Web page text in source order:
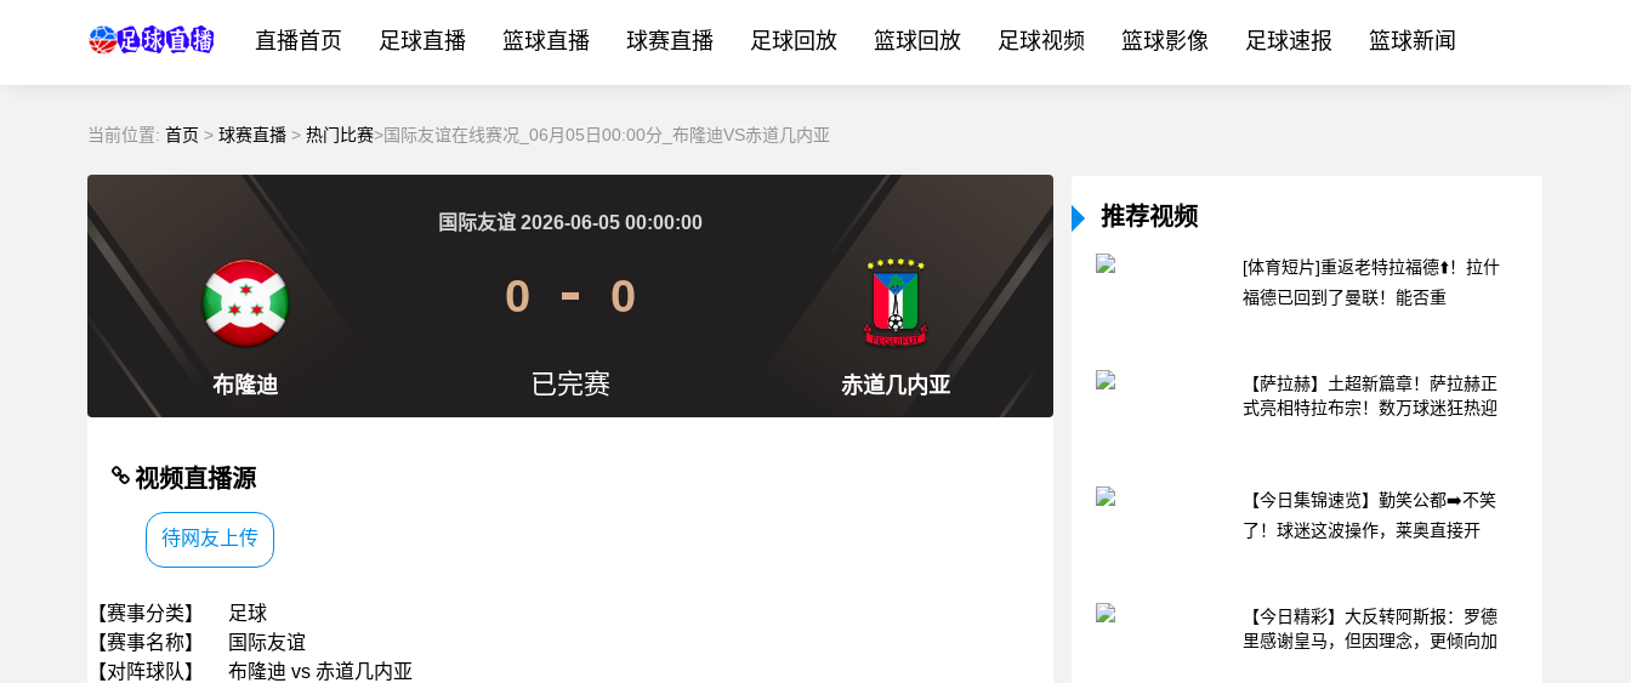
直播首页 足球直播 篮球直播 球赛直播 足球回放 篮球回放 足球视频 篮球影像 足球速报 篮球新闻
当前位置: 首页 > 球赛直播 > 热门比赛>国际友谊在线赛况_06月05日00:00分_布隆迪VS赤道几内亚
布隆迪 赤道几内亚
国际友谊 2026-06-05 00:00:00
0 0
已完赛
视频直播源
待网友上传
【赛事分类】
足球
【赛事名称】
国际友谊
【对阵球队】
布隆迪 vs 赤道几内亚
推荐视频
[体育短片]重返老特拉福德⬆️！拉什
福德已回到了曼联！能否重
【萨拉赫】土超新篇章！萨拉赫正
式亮相特拉布宗！数万球迷狂热迎
【今日集锦速览】勤笑公都➡️不笑
了！球迷这波操作，莱奥直接开
【今日精彩】大反转阿斯报：罗德
里感谢皇马，但因理念，更倾向加